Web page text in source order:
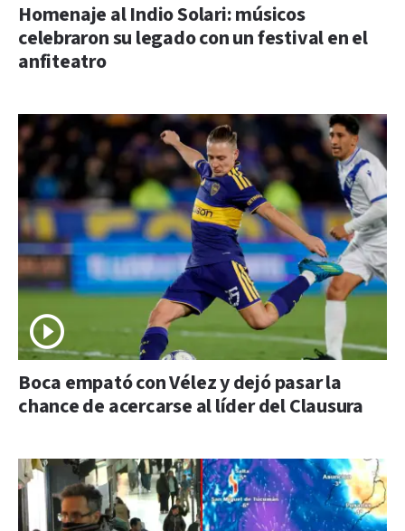
Homenaje al Indio Solari: músicos
celebraron su legado con un festival en el
anfiteatro
Boca empató con Vélez y dejó pasar la
chance de acercarse al líder del Clausura